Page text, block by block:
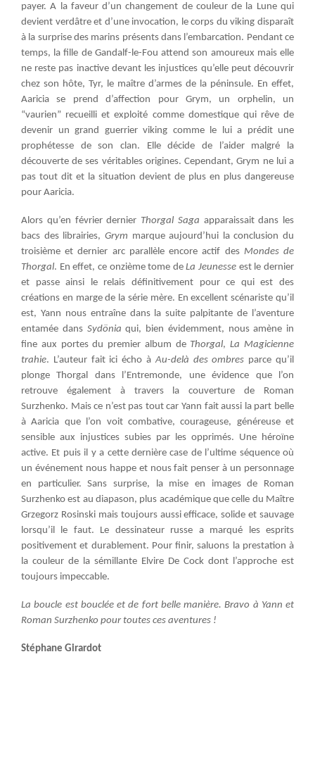
payer. A la faveur d’un changement de couleur de la Lune qui
devient verdâtre et d’une invocation, le corps du viking disparaît
à la surprise des marins présents dans l’embarcation. Pendant ce
temps, la fille de Gandalf-le-Fou attend son amoureux mais elle
ne reste pas inactive devant les injustices qu’elle peut découvrir
chez son hôte, Tyr, le maître d’armes de la péninsule. En effet,
Aaricia se prend d’affection pour Grym, un orphelin, un
“vaurien” recueilli et exploité comme domestique qui rêve de
devenir un grand guerrier viking comme le lui a prédit une
prophétesse de son clan. Elle décide de l’aider malgré la
découverte de ses véritables origines. Cependant, Grym ne lui a
pas tout dit et la situation devient de plus en plus dangereuse
pour Aaricia.
Alors qu’en février dernier Thorgal Saga apparaissait dans les
bacs des librairies, Grym marque aujourd’hui la conclusion du
troisième et dernier arc parallèle encore actif des Mondes de
Thorgal. En effet, ce onzième tome deLa Jeunesse est le dernier
et passe ainsi le relais définitivement pour ce qui est des
créations en marge de la série mère. En excellent scénariste qu’il
est, Yann nous entraîne dans la suite palpitante de l’aventure
entamée dans Sydönia qui, bien évidemment, nous amène in
fine aux portes du premier album de Thorgal,La Magicienne
trahie. L’auteur fait ici écho àAu-delà des ombres parce qu’il
plonge Thorgal dans l’Entremonde, une évidence que l’on
retrouve également à travers la couverture de Roman
Surzhenko. Mais ce n’est pas tout car Yann fait aussi la part belle
à Aaricia que l’on voit combative, courageuse, généreuse et
sensible aux injustices subies par les opprimés. Une héroïne
active. Et puis il y a cette dernière case de l’ultime séquence où
un événement nous happe et nous fait penser à un personnage
en particulier. Sans surprise, la mise en images de Roman
Surzhenko est au diapason, plus académique que celle du Maître
Grzegorz Rosinski mais toujours aussi efficace, solide et sauvage
lorsqu’il le faut. Le dessinateur russe a marqué les esprits
positivement et durablement. Pour finir, saluons la prestation à
la couleur de la sémillante Elvire De Cock dont l’approche est
toujours impeccable.
La boucle est bouclée et de fort belle manière. Bravo à Yann et
Roman Surzhenko pour toutes ces aventures !
Stéphane Girardot